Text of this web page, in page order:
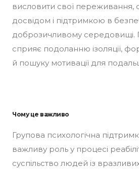
висловити свої переживання,
досвідом і підтримкою в
доброзичливому середовищі.
сприяє подоланню ізоляції,
й пошуку мотивації для
Чому це важливо
Групова психологічна
важливу роль у процесі
суспільство людей із